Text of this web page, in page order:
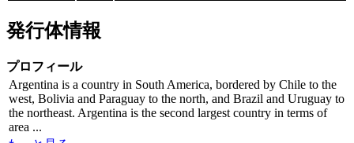
発行体情報
プロフィール
Argentina is a country in South America, bordered by Chile to the
west, Bolivia and Paraguay to the north, and Brazil and Uruguay to
the northeast. Argentina is the second largest country in terms of
area ...